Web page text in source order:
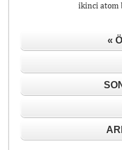
ikinci atom
«